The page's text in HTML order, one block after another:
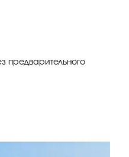
предварительного